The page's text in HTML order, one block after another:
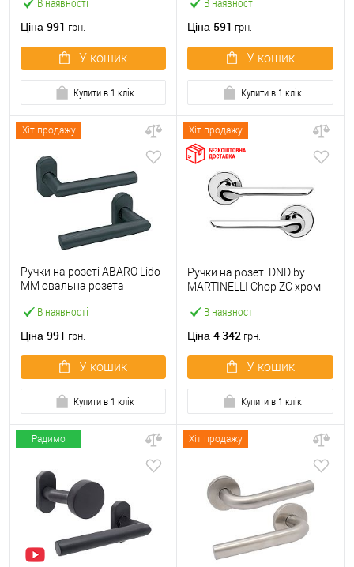
Ціна 991 грн.
У кошик
Купити в 1 клік
Ціна 591 грн.
У кошик
Купити в 1 клік
Хіт продажу
В наявності
Ручки на розеті ABARO Lido
MM овальна розета
Ціна 991 грн.
У кошик
Купити в 1 клік
Хіт продажу
В наявності
Ручки на розеті DND by
MARTINELLI Chop ZC хром
Ціна 4 342 грн.
У кошик
Купити в 1 клік
Радимо Хіт продажу